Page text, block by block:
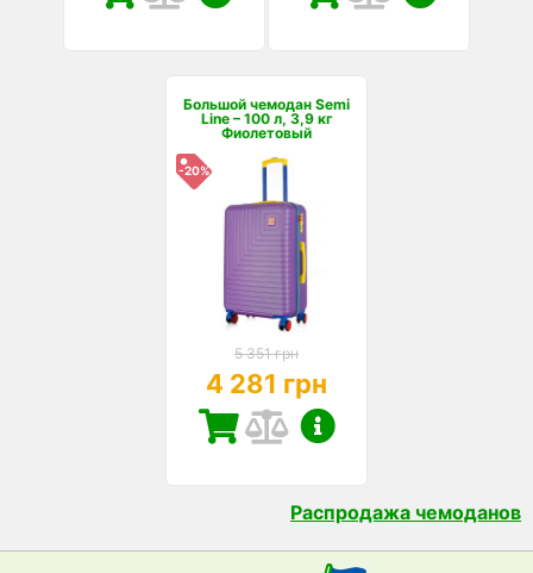
Большой чемодан Semi
Line – 100 л, 3,9 кг
Фиолетовый
-20%
5 351 грн
4 281 грн
Распродажа чемоданов